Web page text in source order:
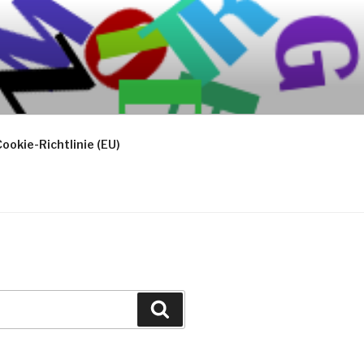
Richtlinie (EU)